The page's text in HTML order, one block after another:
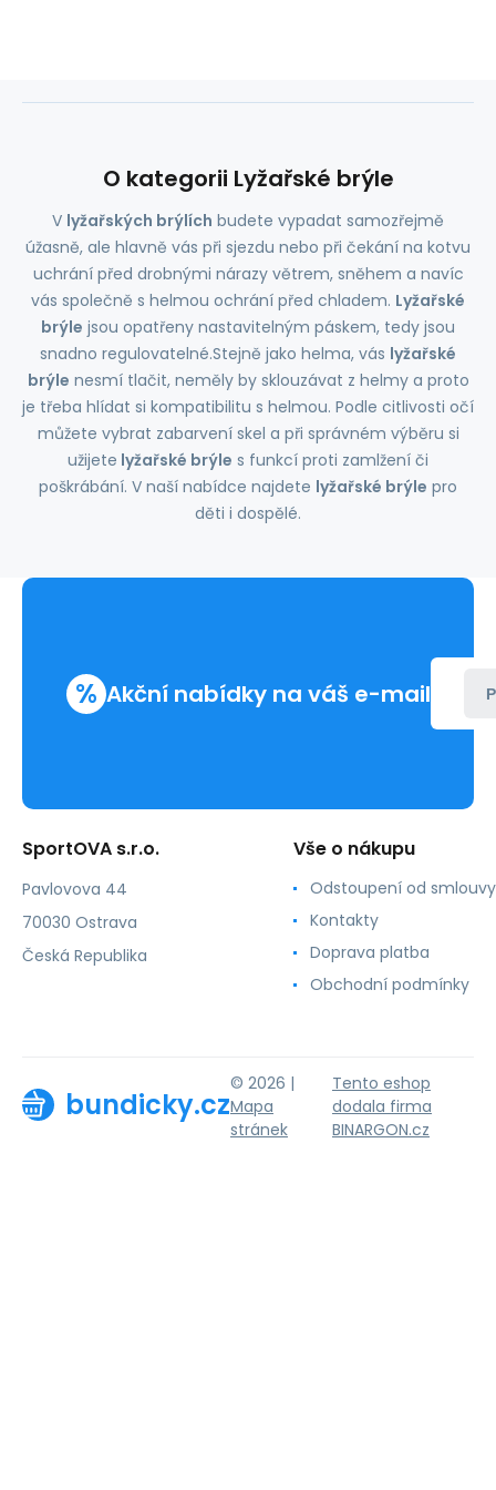
O kategorii Lyžařské brýle
V lyžařských brýlích budete vypadat samozřejmě
úžasně, ale hlavně vás při sjezdu nebo při čekání na kotvu
uchrání před drobnými nárazy větrem, sněhem a navíc
vás společně s helmou ochrání před chladem. Lyžařské
brýle jsou opatřeny nastavitelným páskem, tedy jsou
snadno regulovatelné.Stejně jako helma, vás lyžařské
brýle nesmí tlačit, neměly by sklouzávat z helmy a proto
je třeba hlídat si kompatibilitu s helmou. Podle citlivosti očí
můžete vybrat zabarvení skel a při správném výběru si
užijete lyžařské brýle s funkcí proti zamlžení či
poškrábání. V naší nabídce najdete lyžařské brýle pro
děti i dospělé.
% Akční nabídky na váš e-mail
SportOVA s.r.o.
Pavlovova 44
70030 Ostrava
Česká Republika
Vše o nákupu
Odstoupení od smlouvy
Kontakty
Doprava platba
Obchodní podmínky
bundicky.cz
© 2026 |
Mapa
stránek
Tento eshop
dodala firma
BINARGON.cz